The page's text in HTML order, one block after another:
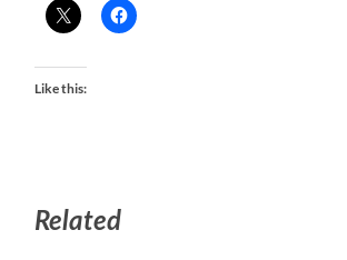
Like this:
Related